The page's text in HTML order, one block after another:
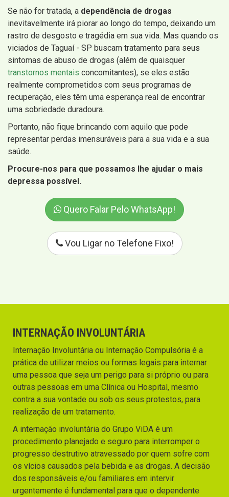
Se não for tratada, a dependência de drogas
inevitavelmente irá piorar ao longo do tempo, deixando um
rastro de desgosto e tragédia em sua vida. Mas quando os
viciados de Taguaí - SP buscam tratamento para seus
sintomas de abuso de drogas (além de quaisquer
transtornos mentais concomitantes), se eles estão
realmente comprometidos com seus programas de
recuperação, eles têm uma esperança real de encontrar
uma sobriedade duradoura.
Portanto, não fique brincando com aquilo que pode
representar perdas imensuráveis para a sua vida e a sua
saúde.
Procure-nos para que possamos lhe ajudar o mais
depressa possível.
Quero Falar Pelo WhatsApp!
Vou Ligar no Telefone Fixo!
INTERNAÇÃO INVOLUNTÁRIA
Internação Involuntária ou Internação Compulsória é a
prática de utilizar meios ou formas legais para internar
uma pessoa que seja um perigo para si próprio ou para
outras pessoas em uma Clínica ou Hospital, mesmo
contra a sua vontade ou sob os seus protestos, para
realização de um tratamento.
A internação involuntária do Grupo ViDA é um
procedimento planejado e seguro para interromper o
progresso destrutivo atravessado por quem sofre com
os vícios causados pela bebida e as drogas. A decisão
dos responsáveis e/ou familiares em intervir
urgentemente é fundamental para que o dependente